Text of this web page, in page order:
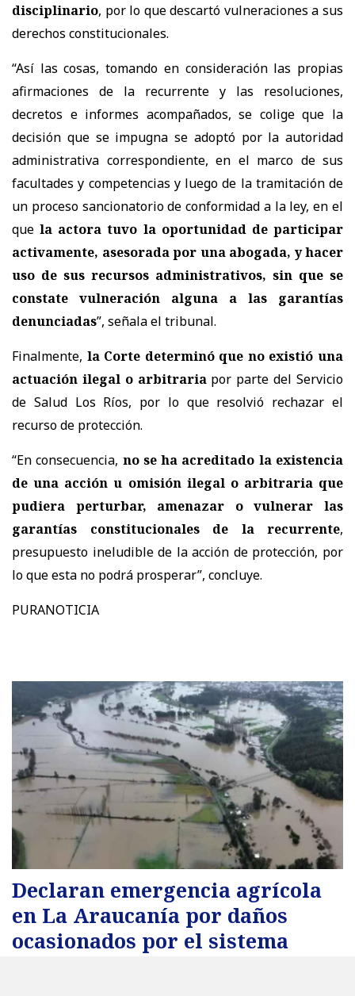
disciplinario, por lo que descartó vulneraciones a sus
derechos constitucionales.
“Así las cosas, tomando en consideración las propias
afirmaciones de la recurrente y las resoluciones,
decretos e informes acompañados, se colige que la
decisión que se impugna se adoptó por la autoridad
administrativa correspondiente, en el marco de sus
facultades y competencias y luego de la tramitación de
un proceso sancionatorio de conformidad a la ley, en el
que la actora tuvo la oportunidad de participar
activamente, asesorada por una abogada, y hacer
uso de sus recursos administrativos, sin que se
constate vulneración alguna a las garantías
denunciadas”, señala el tribunal.
Finalmente, la Corte determinó que no existió una
actuación ilegal o arbitrariapor parte del Servicio
de Salud Los Ríos, por lo que resolvió rechazar el
recurso de protección.
“En consecuencia, no se ha acreditado la existencia
de una acción u omisión ilegal o arbitraria que
pudiera perturbar, amenazar o vulnerar las
garantías constitucionales de la recurrente,
presupuesto ineludible de la acción de protección, por
lo que esta no podrá prosperar”, concluye.
PURANOTICIA
Declaran emergencia agrícola
en La Araucanía por daños
ocasionados por el sistema